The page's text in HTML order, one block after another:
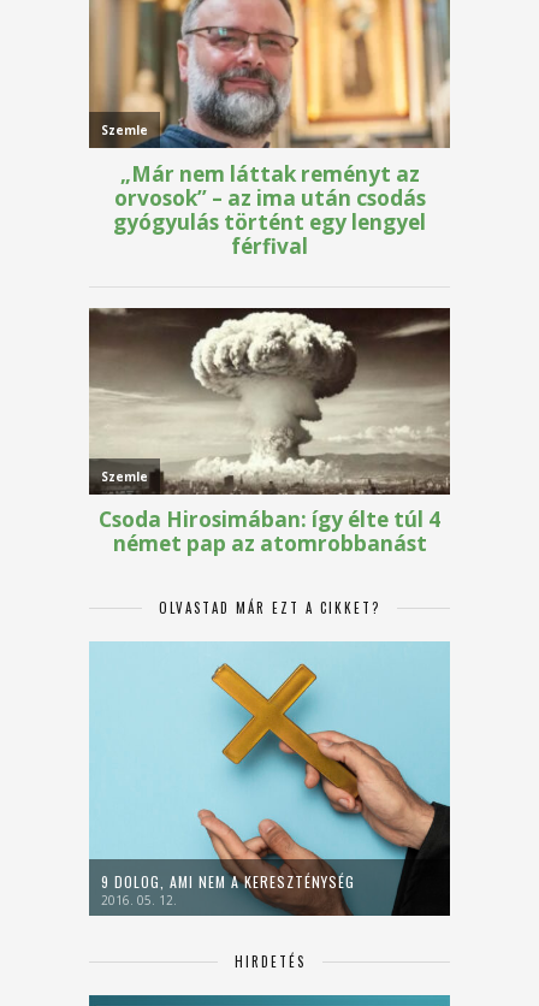
OLVASTAD MÁR EZT A CIKKET?
9 DOLOG, AMI NEM A KERESZTÉNYSÉG
2016. 05. 12.
HIRDETÉS